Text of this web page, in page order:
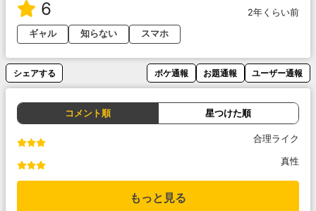
6
2年くらい前
ギャル
知らない スマホ
シェアする ボケ通報 お題通報 ユーザー通報
コメント順 星つけた順
合理ライク
真性
もっと見る